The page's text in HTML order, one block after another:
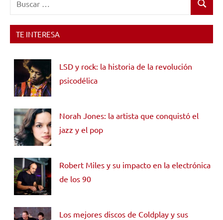
Buscar
TE INTERESA
LSD y rock: la historia de la revolución
psicodélica
Norah Jones: la artista que conquistó el
jazz y el pop
Robert Miles y su impacto en la electrónica
de los 90
Los mejores discos de Coldplay y sus